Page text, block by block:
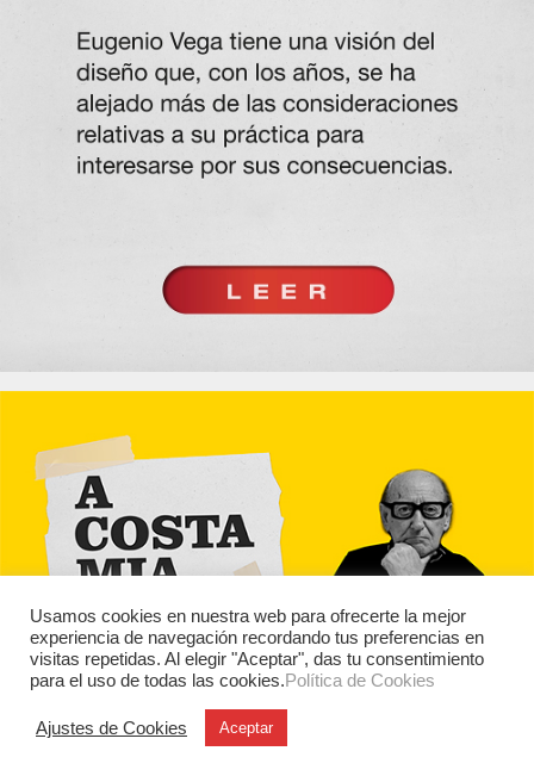
Usamos cookies en nuestra web para ofrecerte la mejor
experiencia de navegación recordando tus preferencias en
visitas repetidas. Al elegir "Aceptar", das tu consentimiento
para el uso de todas las cookies.Política de Cookies
Ajustes de Cookies Aceptar